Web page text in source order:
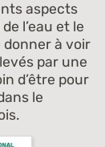
aspects
l’eau et le
donner à voir
par une
d’être pour
le